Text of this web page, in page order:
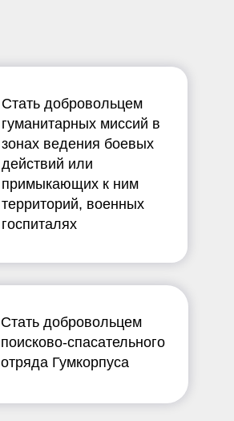
Стать добровольцем
гуманитарных миссий в
зонах ведения боевых
действий или
примыкающих к ним
территорий, военных
госпиталях
Стать добровольцем
поисково-спасательного
отряда Гумкорпуса